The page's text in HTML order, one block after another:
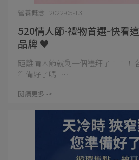
520情人節-禮物首選-快看
品牌 ♥
營養概念 | 2022-05-13
距離情人節就剩一個禮拜了！！！
準備好了嗎 -⋯
閱讀更多 ->